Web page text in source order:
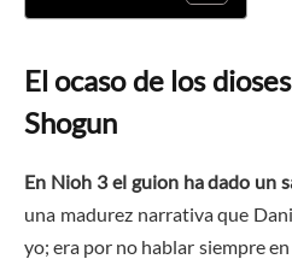
El ocaso de los
Shogun
En Nioh 3 el guion ha dado un
una madurez narrativa que
yo; era por no hablar siempre